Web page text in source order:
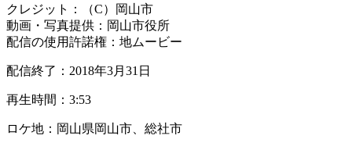
クレジット：（C）岡山市
動画・写真提供：岡山市役所
配信の使用許諾権：地ムービー
配信終了：2018年3月31日
再生時間：3:53
ロケ地：岡山県岡山市、総社市